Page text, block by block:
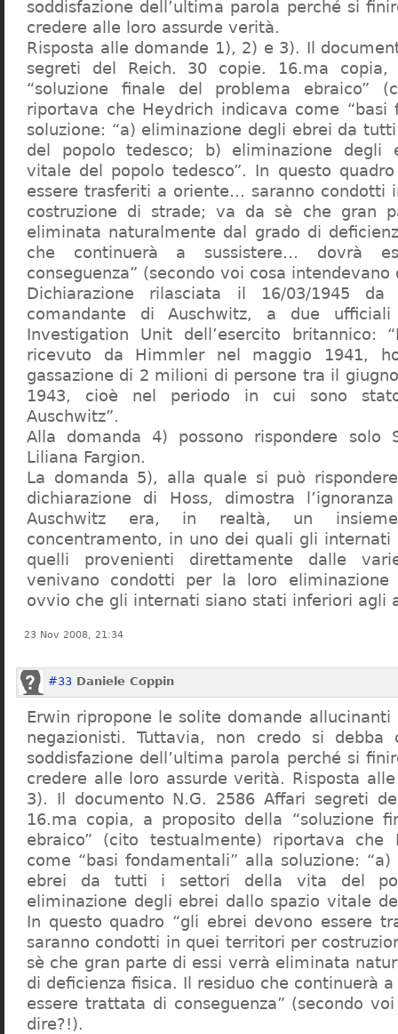
soddisfazione dell’ultima parola perché si
credere alle loro assurde verità.
Risposta alle domande 1), 2) e 3). Il
segreti del Reich. 30 copie. 16.ma copia,
“soluzione finale del problema ebraico”
riportava che Heydrich indicava come “basi
soluzione: “a) eliminazione degli ebrei da
del popolo tedesco; b) eliminazione degli
vitale del popolo tedesco”. In questo
essere trasferiti a oriente… saranno condotti
costruzione di strade; va da sè che gran
eliminata naturalmente dal grado di
che continuerà a sussistere… dovrà
conseguenza” (secondo voi cosa intendevano
Dichiarazione rilasciata il 16/03/1945
comandante di Auschwitz, a due
Investigation Unit dell’esercito britannico:
ricevuto da Himmler nel maggio 1941,
gassazione di 2 milioni di persone tra il
1943, cioè nel periodo in cui sono
Auschwitz”.
Alla domanda 4) possono rispondere solo
Liliana Fargion.
La domanda 5), alla quale si può
dichiarazione di Hoss, dimostra
Auschwitz era, in realtà, un
concentramento, in uno dei quali gli
quelli provenienti direttamente dalle
venivano condotti per la loro eliminazione
ovvio che gli internati siano stati inferiori agli
23 Nov 2008, 21:34
#33 Daniele Coppin
Erwin ripropone le solite domande
negazionisti. Tuttavia, non credo si debba
soddisfazione dell’ultima parola perché si
credere alle loro assurde verità. Risposta
3). Il documento N.G. 2586 Affari segreti
16.ma copia, a proposito della “soluzione
ebraico” (cito testualmente) riportava che
come “basi fondamentali” alla soluzione:
ebrei da tutti i settori della vita del
eliminazione degli ebrei dallo spazio vitale
In questo quadro “gli ebrei devono essere
saranno condotti in quei territori per
sè che gran parte di essi verrà eliminata
di deficienza fisica. Il residuo che continuerà
essere trattata di conseguenza” (secondo
dire?!).